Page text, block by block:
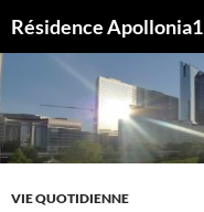
au
contenu
Résidence Apollonia1
VIE QUOTIDIENNE